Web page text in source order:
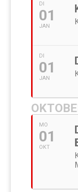
DI
01
JAN
DI
01
JAN
MO
01
OKT